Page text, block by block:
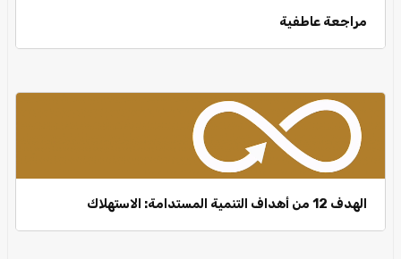
مراجعة عاطفية
الهدف 12 من أهداف التنمية المستدامة: الاستهلاك